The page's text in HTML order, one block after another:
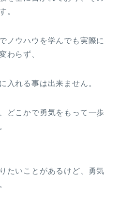
。
ノウハウを学んでも実際に
わらず、
入れる事は出来ません。
どこかで勇気をもって一歩
たいことがあるけど、勇気